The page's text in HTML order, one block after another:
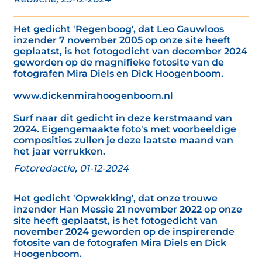
Het gedicht 'Regenboog', dat Leo Gauwloos
inzender 7 november 2005 op onze site heeft
geplaatst, is het fotogedicht van december 2024
geworden op de magnifieke fotosite van de
fotografen Mira Diels en Dick Hoogenboom.
www.dickenmirahoogenboom.nl
Surf naar dit gedicht in deze kerstmaand van
2024. Eigengemaakte foto's met voorbeeldige
composities zullen je deze laatste maand van
het jaar verrukken.
Fotoredactie, 01-12-2024
Het gedicht 'Opwekking', dat onze trouwe
inzender Han Messie 21 november 2022 op onze
site heeft geplaatst, is het fotogedicht van
november 2024 geworden op de inspirerende
fotosite van de fotografen Mira Diels en Dick
Hoogenboom.